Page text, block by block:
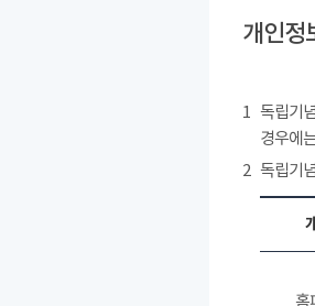
개인정
1 독립기
경우에
2 독립기
홈